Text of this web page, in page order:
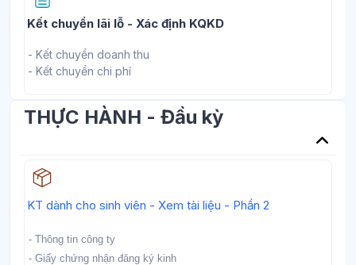
Kết chuyển lãi lỗ - Xác định KQKDTrang
- Kết chuyển doanh thu
- Kết chuyển chi phí
THỰC HÀNH - Đầu kỳ
KT dành cho sinh viên - Xem tài liệu - Phần 2
- Thông tin công ty
- Giấy chứng nhận đăng ký kinh